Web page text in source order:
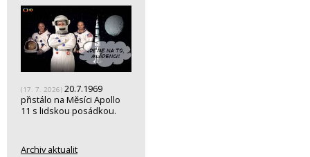
(17. 7. 2026) 20.7.1969
přistálo na Měsíci Apollo
11 s lidskou posádkou.
Archiv aktualit